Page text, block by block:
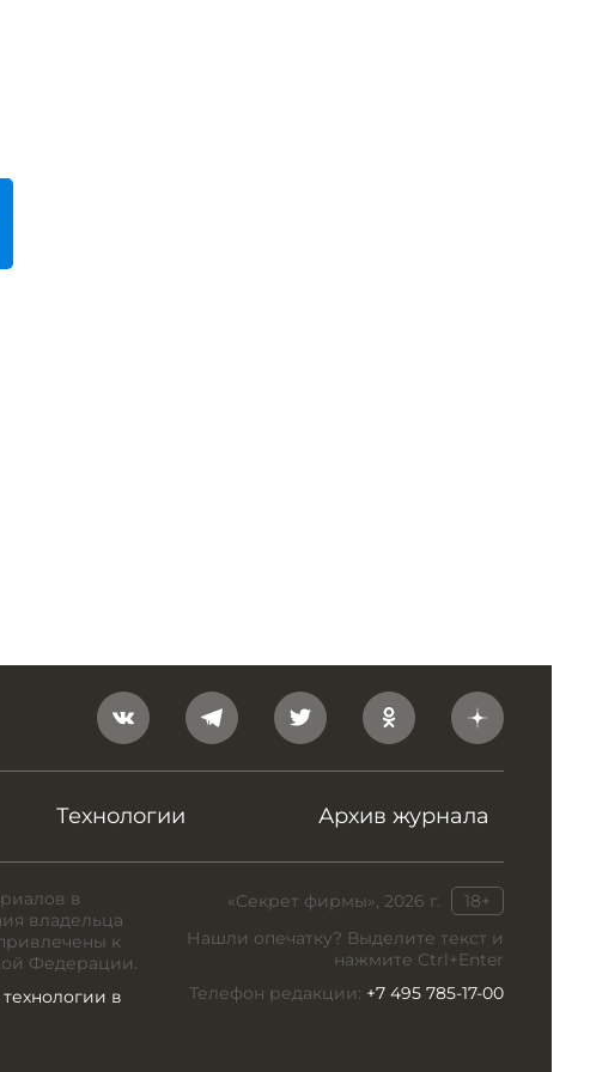
Технологии Архив журнала
«Секрет фирмы», 2026 г.
18+
Нашли опечатку? Выделите текст и
нажмите Ctrl+Enter
Телефон редакции: +7 495 785-17-00
в
владельца
к
Федерации.
в